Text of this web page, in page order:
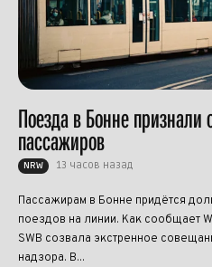
Поезда в Бонне
пассажиров
NRW 13 часов назад
Пассажирам в Бонне придётся
поездов на линии. Как сообщает
SWB созвала экстренное
надзора. В...